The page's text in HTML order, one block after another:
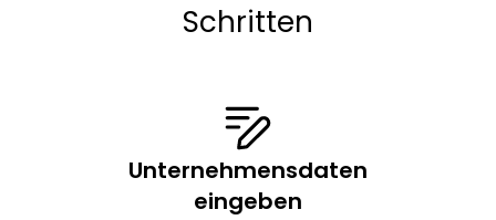
Schritten
Unternehmensdaten
eingeben